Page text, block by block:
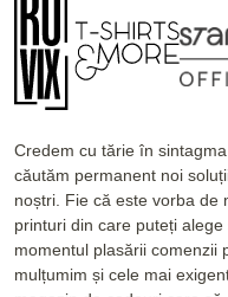
Credem cu tărie în
căutăm permanent noi
noștri. Fie că este vorba de
printuri din care puteți
momentul plasării comenzii
mulțumim și cele mai